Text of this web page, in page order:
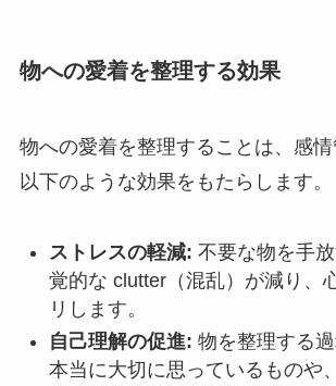
物への愛着を整理する効果
物への愛着を整理することは、感
以下のような効果をもたらします。
ストレスの軽減: 不要な物を手
覚的な clutter（混乱）が減り、
リします。
自己理解の促進: 物を整理する
本当に大切に思っているものや